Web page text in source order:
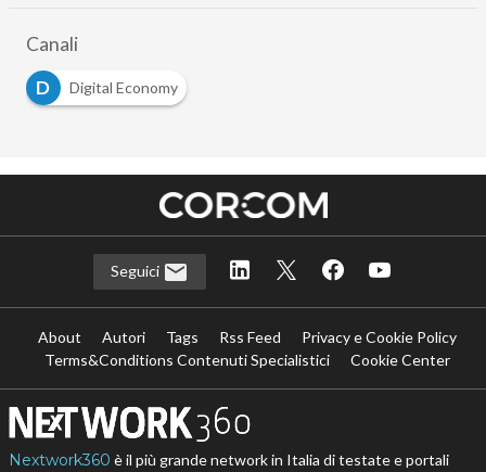
Canali
D
Digital Economy
Seguici
About Autori Tags Rss Feed
Privacy e Cookie Policy
Terms&Conditions Contenuti Specialistici
Cookie Center
Nextwork360 è il più grande network in Italia di testate e portali